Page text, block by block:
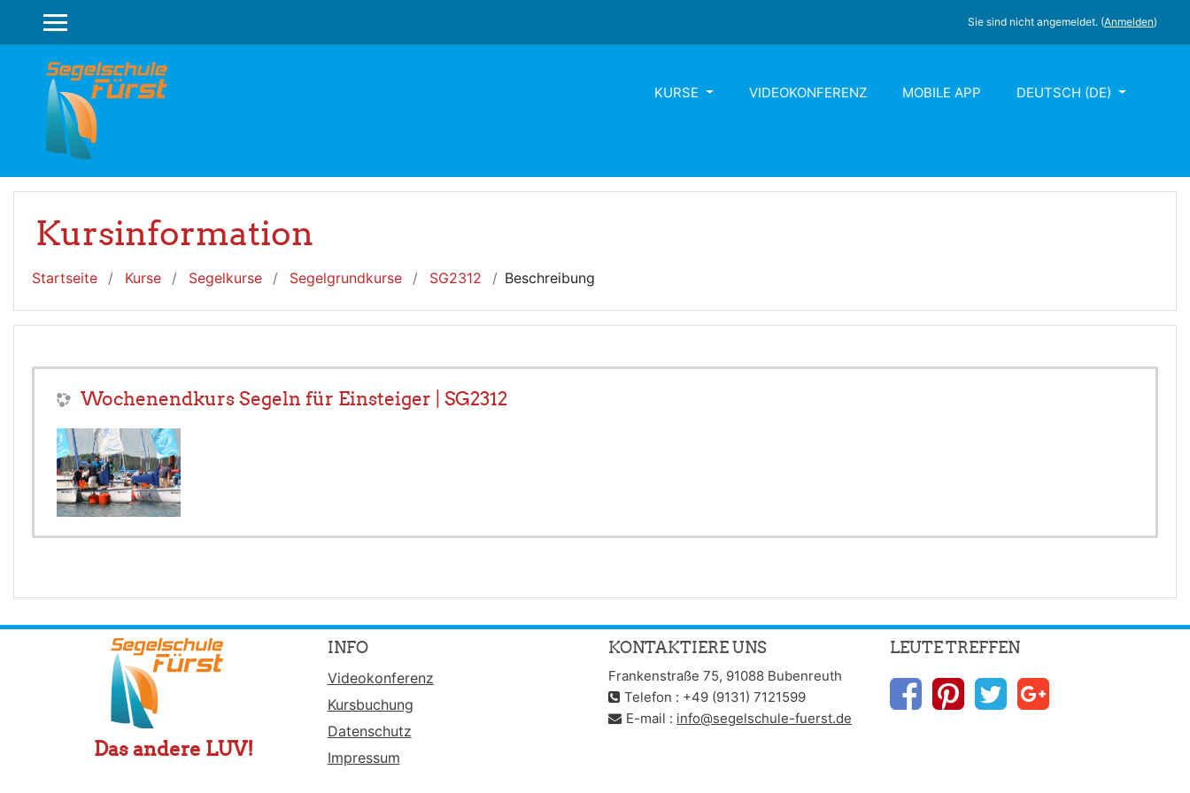
WEBSITE-ÜBERSICHT
Sie sind nicht angemeldet. (Anmelden)
KURSE VIDEOKONFERENZ MOBILE APP DEUTSCH ‎(DE)‎
Kursinformation
Startseite Kurse Segelkurse Segelgrundkurse SG2312 Beschreibung
Wochenendkurs Segeln für Einsteiger | SG2312
Das andere LUV!
INFO
Videokonferenz
Kursbuchung
Datenschutz
Impressum
KONTAKTIERE UNS
Frankenstraße 75, 91088 Bubenreuth
Telefon : +49 (9131) 7121599
E-mail : info@segelschule-fuerst.de
LEUTE TREFFEN